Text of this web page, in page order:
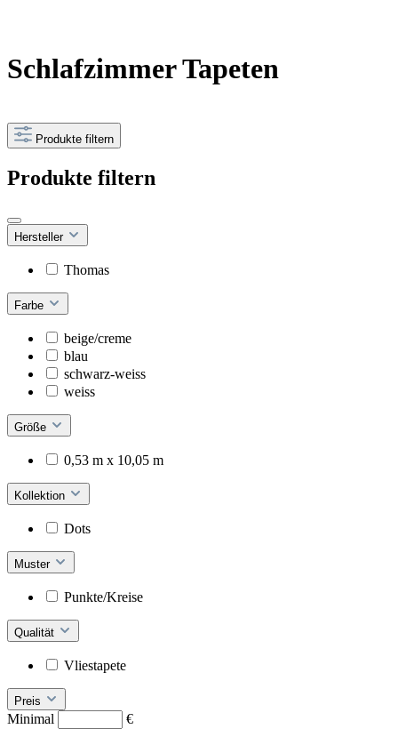
Schlafzimmer Tapeten
Produkte filtern
Produkte filtern
Hersteller
Thomas
Farbe
beige/creme
blau
schwarz-weiss
weiss
Größe
0,53 m x 10,05 m
Kollektion
Dots
Muster
Punkte/Kreise
Qualität
Vliestapete
Preis
Minimal
€